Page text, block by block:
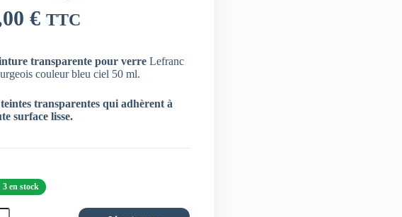
€ TTC
transparente pour verreLefranc
couleur bleu ciel 50 ml.
transparentes qui adhèrent à
surface lisse.
3 en stock